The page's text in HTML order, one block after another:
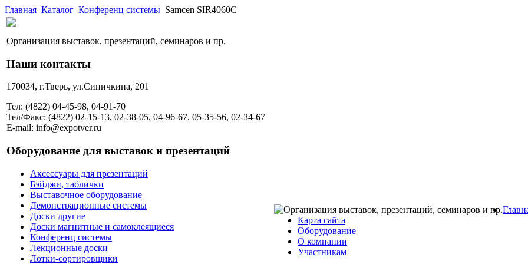
Главная Каталог Конференц системы Samcen SIR4060C
Организация выставок, презентаций, семинаров и пр.
Наши контакты
170034, г.Тверь, ул.Синичкина, 201
Тел: (4822) 04-45-98, 04-91-70
Тел/Факс: (4822) 02-15-13, 02-38-05, 04-96-67, 05-35-56, 02-34-67
E-mail: info@expotver.ru
Оборудование для выставок и презентаций
Аксессуары для презентаций
Бэйджи, таблички
Выставочное оборудование
Демонстрационные системы
Доски другие
Доски магнитные и самоклеящиеся
Конференц системы
Лекционные доски
Лотки-сортировщики
Карта сайта
Оборудование
О компании
Участникам